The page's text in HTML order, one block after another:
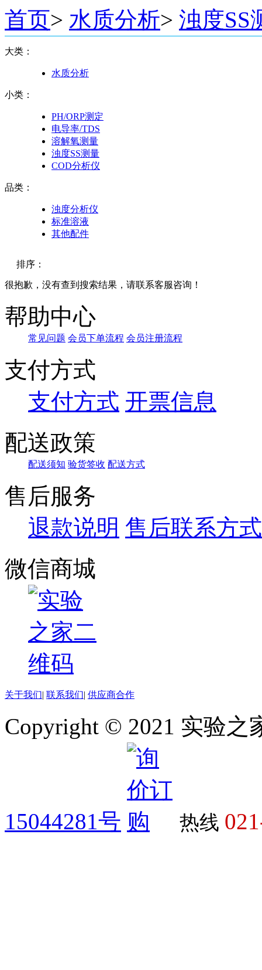
首页> 水质分析> 浊度SS
大类：
水质分析
小类：
PH/ORP测定
电导率/TDS
溶解氧测量
浊度SS测量
COD分析仪
品类：
浊度分析仪
标准溶液
其他配件
排序：
价格
品牌
很抱歉，没有查到搜索结果，请联系客服咨询！
帮助中心
常见问题 会员下单流程 会员注册流程
支付方式
支付方式 开票信息
配送政策
配送须知 验货签收 配送方式
售后服务
退款说明 售后联系方式
微信商城
关于我们| 联系我们| 供应商合作
Copyright © 2021 实验之
15044281号 热线